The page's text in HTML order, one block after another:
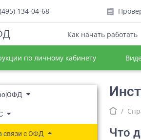
134-04-68
Как начать работать
по личному кабинету
связи с ОФД Что